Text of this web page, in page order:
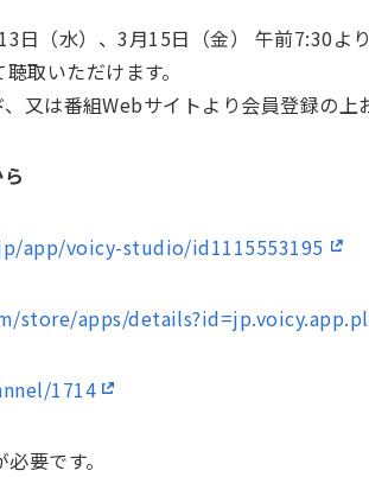
日（水）、3月15日（金） 午前7:30よ
ただけます。
又は番組Webサイトより会員登録の上
app/voicy-studio/id1115553195
store/apps/
1714
要です。